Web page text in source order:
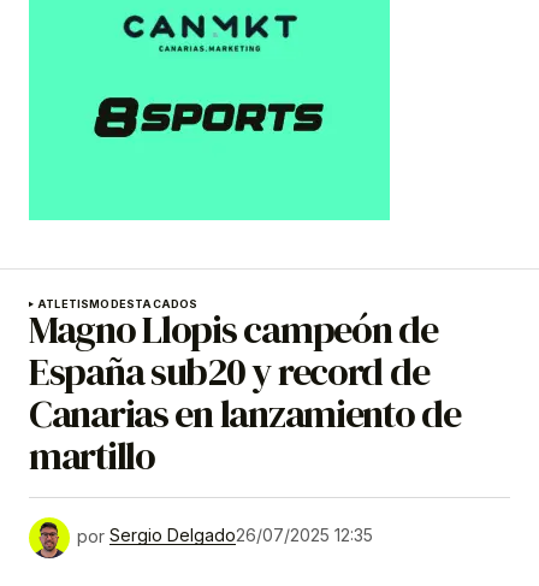
ATLETISMODESTACADOS
Magno Llopis campeón de
España sub20 y record de
Canarias en lanzamiento de
martillo
por Sergio Delgado26/07/2025 12:35